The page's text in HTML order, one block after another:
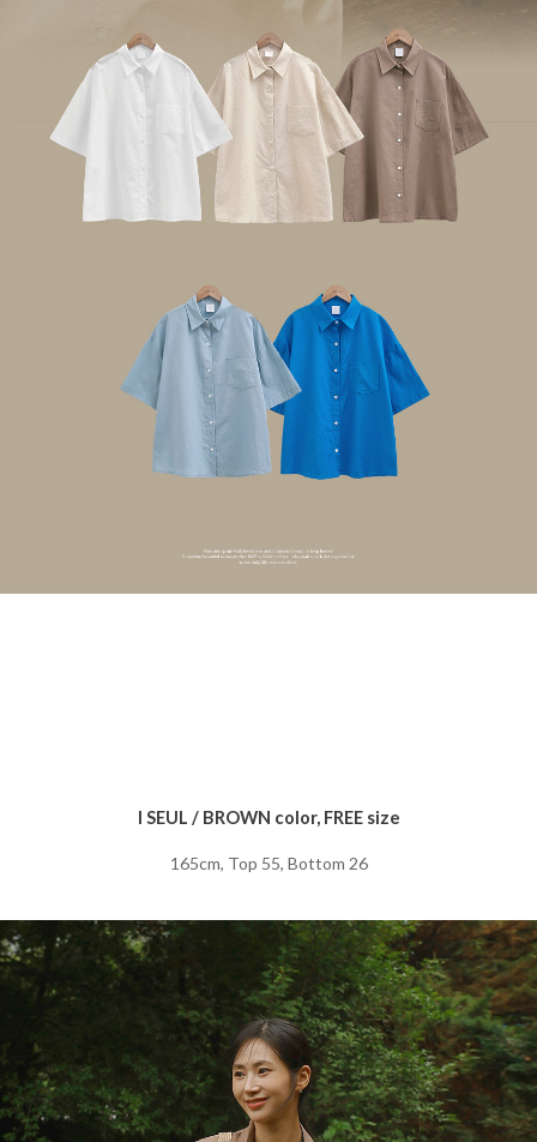
I SEUL / BROWN color, FREE size
165cm, Top 55, Bottom 26